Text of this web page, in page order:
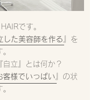
です。
した美容師を作る 』を
立』とは何か？
客様でいっぱい 』の状